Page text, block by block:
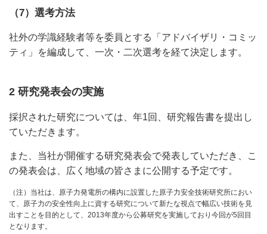
（7）選考方法
社外の学識経験者等を委員とする「アドバイザリ・コミッ
ティ」を編成して、一次・二次選考を経て決定します。
2 研究発表会の実施
採択された研究については、年1回、研究報告書を提出し
ていただきます。
また、当社が開催する研究発表会で発表していただき、こ
の発表会は、広く地域の皆さまに公開する予定です。
（注）当社は、原子力発電所の構内に設置した原子力安全技術研究所におい
て、原子力の安全性向上に資する研究について新たな視点で幅広い技術を見
出すことを目的として、2013年度から公募研究を実施しており今回が5回目
となります。